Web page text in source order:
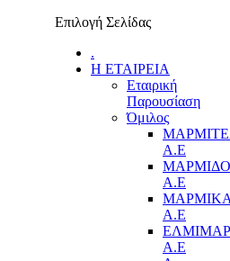
Επιλογή Σελίδας
.
Η ΕΤΑΙΡΕΙΑ
Εταιρική
Παρουσίαση
Όμιλος
Α.Ε
Α.Ε
Α.Ε
ΕΛΜΙΜΑΡ
Α.Ε